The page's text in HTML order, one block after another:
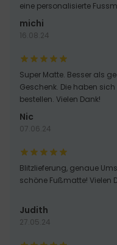
eine personalisierte
michi
16.08.24
Super Matte. Besser als
Geschenk. Die haben
bestellen. Vielen Dank!
Nic
07.06.24
Blitzlieferung, genaue
schöne Fußmatte! Vielen
Judith
27.05.24